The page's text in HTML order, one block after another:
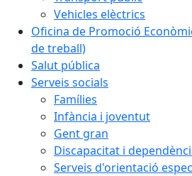
Vehicles elèctrics
Oficina de Promoció
de treball)
Salut pública
Serveis socials
Famílies
Infància i joventut
Gent gran
Discapacitat i
Serveis d'orientació